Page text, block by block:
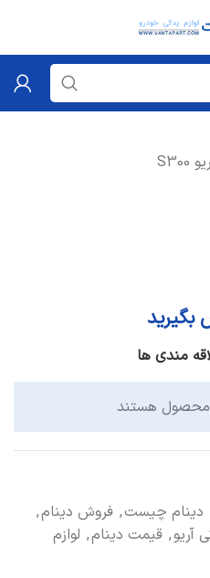
بگیرید
مندی ها
محصول هستند
دینام چیست, فروش دینام,
آریو, قیمت دینام, لوازم